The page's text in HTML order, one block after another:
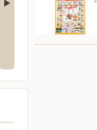
4-14